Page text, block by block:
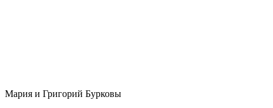
Мария и Григорий Бурковы